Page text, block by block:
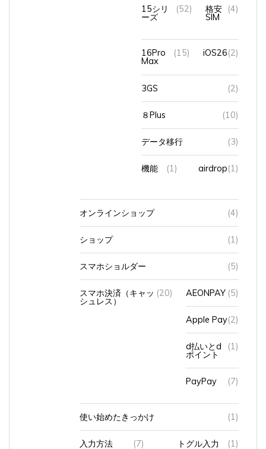
15シリ
ーズ
(52) 格安
SIM
(4)
16Pro
Max
(15) iOS26(2)
3GS (2)
８Plus (10)
データ移行 (3)
機能 (1) airdrop(1)
オンラインショップ (4)
ショップ (1)
スマホショルダー (5)
スマホ決済（キャッ
シュレス）
(20) AEONPAY (5)
Apple Pay(2)
d払いとd
ポイント
(1)
PayPay (7)
使い始めたきっかけ (1)
入力方法 (7) トグル入力 (1)